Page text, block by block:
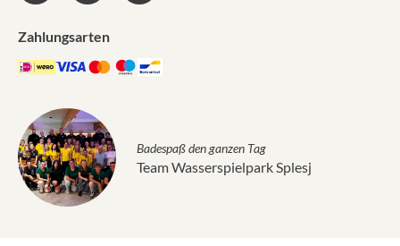
Zahlungsarten
Badespaß den ganzen Tag
Team Wasserspielpark Splesj